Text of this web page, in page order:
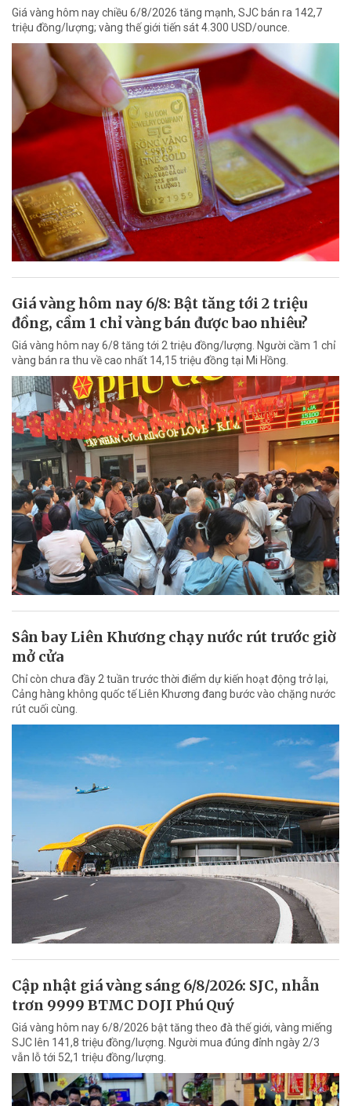
Giá vàng hôm nay chiều 6/8/2026 tăng mạnh, SJC bán ra 142,7
triệu đồng/lượng; vàng thế giới tiến sát 4.300 USD/ounce.
Giá vàng hôm nay 6/8: Bật tăng tới 2 triệu
đồng, cầm 1 chỉ vàng bán được bao nhiêu?
Giá vàng hôm nay 6/8 tăng tới 2 triệu đồng/lượng. Người cầm 1 chỉ
vàng bán ra thu về cao nhất 14,15 triệu đồng tại Mi Hồng.
Sân bay Liên Khương chạy nước rút trước giờ
mở cửa
Chỉ còn chưa đầy 2 tuần trước thời điểm dự kiến hoạt động trở lại,
Cảng hàng không quốc tế Liên Khương đang bước vào chặng nước
rút cuối cùng.
Cập nhật giá vàng sáng 6/8/2026: SJC, nhẫn
trơn 9999 BTMC DOJI Phú Quý
Giá vàng hôm nay 6/8/2026 bật tăng theo đà thế giới, vàng miếng
SJC lên 141,8 triệu đồng/lượng. Người mua đúng đỉnh ngày 2/3
vẫn lỗ tới 52,1 triệu đồng/lượng.